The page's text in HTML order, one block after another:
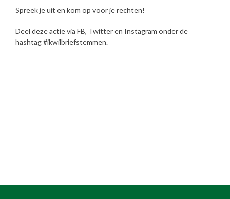
Spreek je uit en kom op voor je rechten!
Deel deze actie via FB, Twitter en Instagram onder de
hashtag #ikwilbriefstemmen.